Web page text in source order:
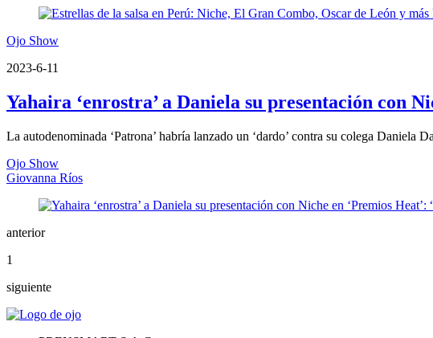
Ojo Show
2023-6-11
Yahaira ‘enrostra’ a Daniela su presentación con
La autodenominada ‘Patrona’ habría lanzado un ‘dardo’ contra su colega Daniela
Ojo Show
Giovanna Ríos
anterior
1
siguiente